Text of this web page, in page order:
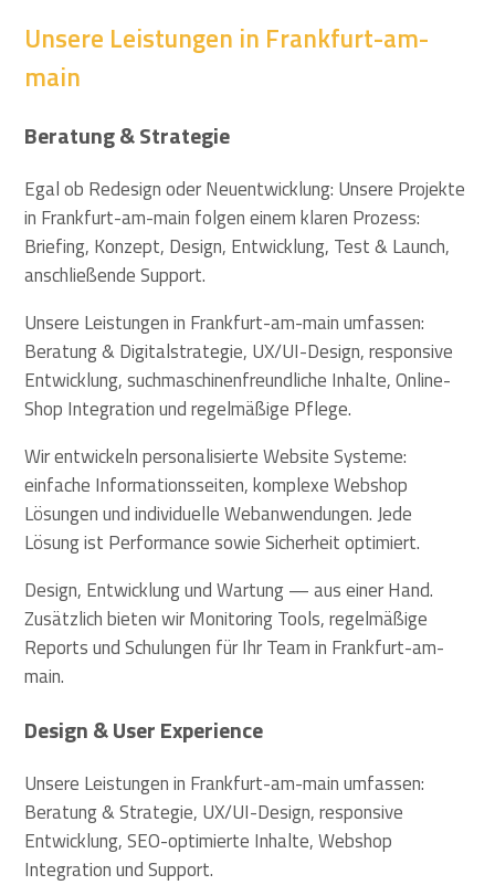
Unsere Leistungen in Frankfurt-am-
main
Beratung & Strategie
Egal ob Redesign oder Neuentwicklung: Unsere Projekte
in Frankfurt-am-main folgen einem klaren Prozess:
Briefing, Konzept, Design, Entwicklung, Test & Launch,
anschließende Support.
Unsere Leistungen in Frankfurt-am-main umfassen:
Beratung & Digitalstrategie, UX/UI-Design, responsive
Entwicklung, suchmaschinenfreundliche Inhalte, Online-
Shop Integration und regelmäßige Pflege.
Wir entwickeln personalisierte Website Systeme:
einfache Informationsseiten, komplexe Webshop
Lösungen und individuelle Webanwendungen. Jede
Lösung ist Performance sowie Sicherheit optimiert.
Design, Entwicklung und Wartung — aus einer Hand.
Zusätzlich bieten wir Monitoring Tools, regelmäßige
Reports und Schulungen für Ihr Team in Frankfurt-am-
main.
Design & User Experience
Unsere Leistungen in Frankfurt-am-main umfassen:
Beratung & Strategie, UX/UI-Design, responsive
Entwicklung, SEO-optimierte Inhalte, Webshop
Integration und Support.